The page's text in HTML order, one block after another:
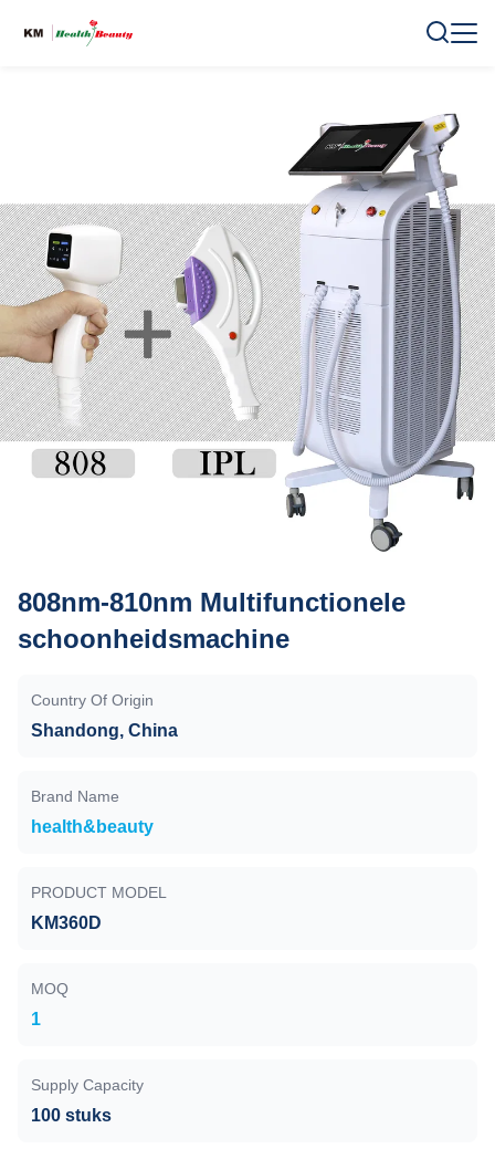
808nm-810nm Multifunctionele
schoonheidsmachine
Country Of Origin
Shandong, China
Brand Name
health&beauty
PRODUCT MODEL
KM360D
MOQ
1
Supply Capacity
100 stuks